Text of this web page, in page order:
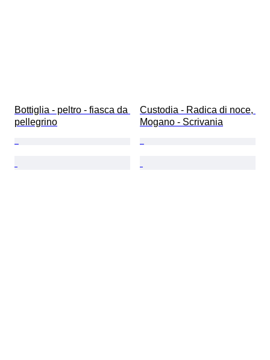
Bottiglia - peltro - fiasca da
pellegrino
Custodia - Radica di noce,
Mogano - Scrivania